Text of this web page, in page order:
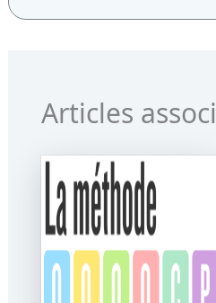
Articles